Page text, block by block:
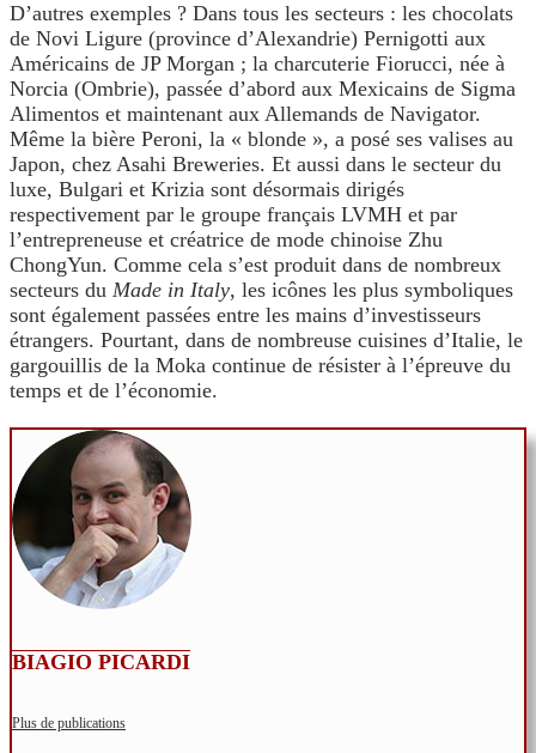
D’autres exemples ? Dans tous les secteurs : les chocolats
de Novi Ligure (province d’Alexandrie) Pernigotti aux
Américains de JP Morgan ; la charcuterie Fiorucci, née à
Norcia (Ombrie), passée d’abord aux Mexicains de Sigma
Alimentos et maintenant aux Allemands de Navigator.
Même la bière Peroni, la « blonde », a posé ses valises au
Japon, chez Asahi Breweries. Et aussi dans le secteur du
luxe, Bulgari et Krizia sont désormais dirigés
respectivement par le groupe français LVMH et par
l’entrepreneuse et créatrice de mode chinoise Zhu
ChongYun. Comme cela s’est produit dans de nombreux
secteurs du Made in Italy, les icônes les plus symboliques
sont également passées entre les mains d’investisseurs
étrangers. Pourtant, dans de nombreuse cuisines d’Italie, le
gargouillis de la Moka continue de résister à l’épreuve du
temps et de l’économie.
BIAGIO PICARDI
Plus de publications